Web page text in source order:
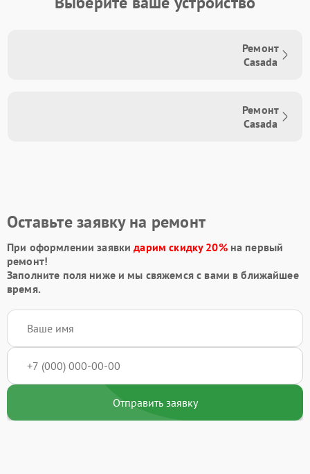
Ремонт
Casada
Ремонт
Casada
Оставьте заявку на ремонт
При оформлении заявкидарим скидку 20%на первый
ремонт!
Заполните поля ниже и мы свяжемся с вами в ближайшее
время.
Отправить заявку